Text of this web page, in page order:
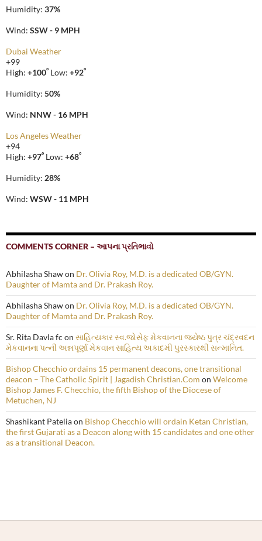
Humidity: 37%
Wind: SSW - 9 MPH
Dubai Weather
+99
High: +100° Low: +92°
Humidity: 50%
Wind: NNW - 16 MPH
Los Angeles Weather
+94
High: +97° Low: +68°
Humidity: 28%
Wind: WSW - 11 MPH
COMMENTS CORNER – આપના પ્રતિભાવો
Abhilasha Shawon Dr. Olivia Roy, M.D. is a dedicated OB/GYN.
Daughter of Mamta and Dr. Prakash Roy.
Abhilasha Shawon Dr. Olivia Roy, M.D. is a dedicated OB/GYN.
Daughter of Mamta and Dr. Prakash Roy.
Sr. Rita Davla fc on સાહિત્યકાર સ્વ.જોસેફ મેકવાનના જ્યેષ્ઠ પુત્ર ચંદ્રવદન
મેકવાનના પત્ની અન્નપૂર્ણા મેકવાન સાહિત્ય અકાદમી પુરસ્કારથી સન્માનિત.
Bishop Checchio ordains 15 permanent deacons, one transitional
deacon – The Catholic Spirit | Jagadish Christian.Com on Welcome
Bishop James F. Checchio, the fifth Bishop of the Diocese of
Metuchen, NJ
Shashikant Pateliaon Bishop Checchio will ordain Ketan Christian,
the first Gujarati as a Deacon along with 15 candidates and one other
as a transitional Deacon.